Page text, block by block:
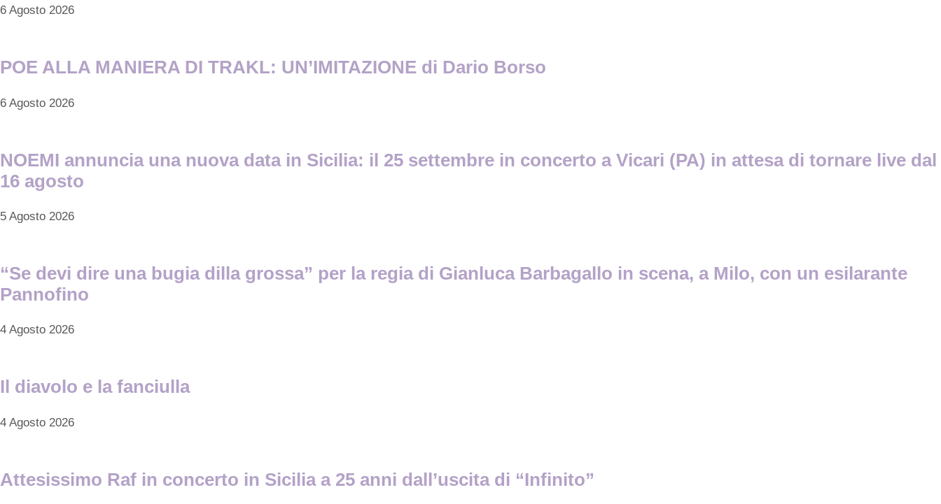
6 Agosto 2026
POE ALLA MANIERA DI TRAKL: UN’IMITAZIONE di Dario Borso
6 Agosto 2026
NOEMI annuncia una nuova data in Sicilia: il 25 settembre in concerto a Vicari (PA) in attesa di tornare live dal
16 agosto
5 Agosto 2026
“Se devi dire una bugia dilla grossa” per la regia di Gianluca Barbagallo in scena, a Milo, con un esilarante
Pannofino
4 Agosto 2026
Il diavolo e la fanciulla
4 Agosto 2026
Attesissimo Raf in concerto in Sicilia a 25 anni dall’uscita di “Infinito”